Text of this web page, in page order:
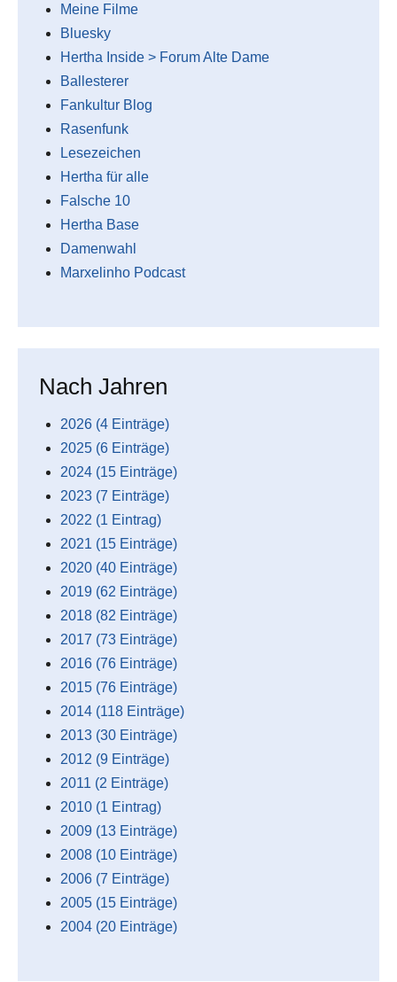
Meine Filme
Bluesky
Hertha Inside > Forum Alte Dame
Ballesterer
Fankultur Blog
Rasenfunk
Lesezeichen
Hertha für alle
Falsche 10
Hertha Base
Damenwahl
Marxelinho Podcast
Nach Jahren
2026 (4 Einträge)
2025 (6 Einträge)
2024 (15 Einträge)
2023 (7 Einträge)
2022 (1 Eintrag)
2021 (15 Einträge)
2020 (40 Einträge)
2019 (62 Einträge)
2018 (82 Einträge)
2017 (73 Einträge)
2016 (76 Einträge)
2015 (76 Einträge)
2014 (118 Einträge)
2013 (30 Einträge)
2012 (9 Einträge)
2011 (2 Einträge)
2010 (1 Eintrag)
2009 (13 Einträge)
2008 (10 Einträge)
2006 (7 Einträge)
2005 (15 Einträge)
2004 (20 Einträge)